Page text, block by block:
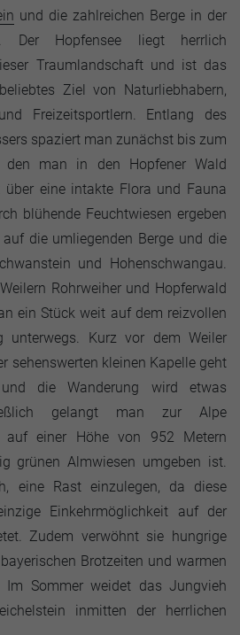
und die zahlreichen Berge in der
Der Hopfensee liegt herrlich
Traumlandschaft und ist das
Ziel von Naturliebhabern,
Freizeitsportlern. Entlang des
spaziert man zunächst bis zum
den man in den Hopfener Wald
über eine intakte Flora und Fauna
blühende Feuchtwiesen ergeben
die umliegenden Berge und die
und Hohenschwangau.
Rohrweiher und Hopferwald
ein Stück weit auf dem reizvollen
unterwegs. Kurz vor dem Weiler
sehenswerten kleinen Kapelle geht
die Wanderung wird etwas
gelangt man zur Alpe
auf einer Höhe von 952 Metern
grünen Almwiesen umgeben ist.
eine Rast einzulegen, da diese
Einkehrmöglichkeit auf der
Zudem verwöhnt sie hungrige
Brotzeiten und warmen
Im Sommer weidet das Jungvieh
inmitten der herrlichen